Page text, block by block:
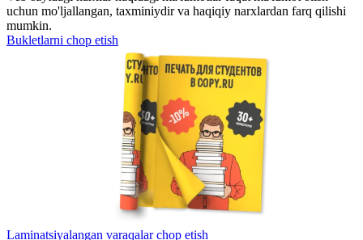
uchun mo'ljallangan, taxminiydir va haqiqiy narxlardan farq qilishi
mumkin.
Bukletlarni chop etish
Laminatsiyalangan varaqalar chop etish